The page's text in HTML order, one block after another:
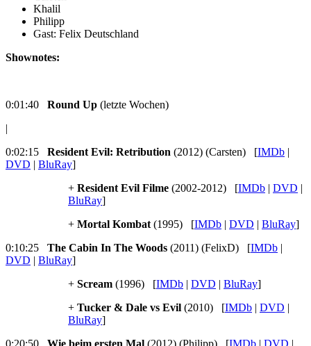
Khalil
Philipp
Gast: Felix Deutschland
Shownotes:
0:01:40 Round Up (letzte Wochen)
|
0:02:15 Resident Evil: Retribution (2012) (Carsten) [IMDb |
DVD | BluRay]
+ Resident Evil Filme (2002-2012) [IMDb | DVD |
BluRay]
+ Mortal Kombat (1995) [IMDb | DVD | BluRay]
0:10:25 The Cabin In The Woods (2011) (FelixD) [IMDb |
DVD | BluRay]
+ Scream (1996) [IMDb | DVD | BluRay]
+ Tucker & Dale vs Evil (2010) [IMDb | DVD |
BluRay]
0:20:50 Wie beim ersten Mal (2012) (Philipp) [IMDb | DVD |